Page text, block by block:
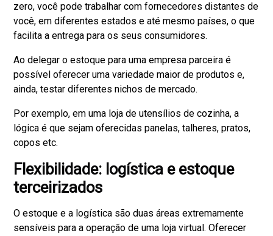
zero, você pode trabalhar com fornecedores distantes de
você, em diferentes estados e até mesmo países, o que
facilita a entrega para os seus consumidores.
Ao delegar o estoque para uma empresa parceira é
possível oferecer uma variedade maior de produtos e,
ainda, testar diferentes nichos de mercado.
Por exemplo, em uma loja de utensílios de cozinha, a
lógica é que sejam oferecidas panelas, talheres, pratos,
copos etc.
Flexibilidade: logística e estoque
terceirizados
O estoque e a logística são duas áreas extremamente
sensíveis para a operação de uma loja virtual. Oferecer